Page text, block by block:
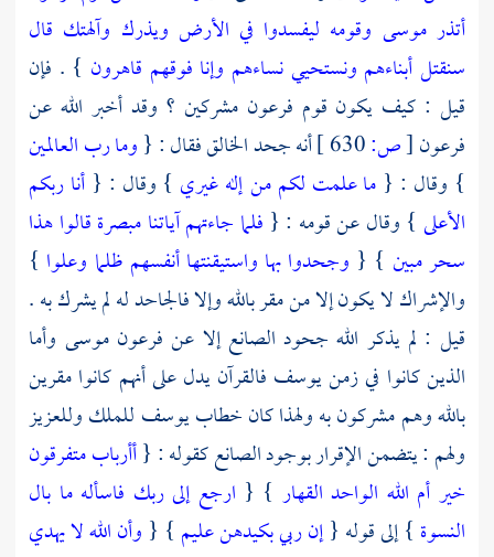
أتذر موسى وقومه ليفسدوا في الأرض ويذرك وآلهتك قال
سنقتل أبناءهم ونستحيي نساءهم وإنا فوقهم قاهرون } . فإن
قيل : كيف يكون قوم فرعون مشركين ؟ وقد أخبر الله عن
فرعون[ص: أنه جحد الخالق فقال : {وما رب العالمين
} وقال : { ما علمت لكم من إله غيري } وقال : { أنا ربكم
الأعلى } وقال عن قومه : { فلما جاءتهم آياتنا مبصرة قالوا هذا
سحر مبين } { وجحدوا بها واستيقنتها أنفسهم ظلما وعلوا }
والإشراك لا يكون إلا من مقر بالله وإلا فالجاحد له لم يشرك به .
قيل : لم يذكر الله جحود الصانع إلا عن فرعونموسى وأما
الذين كانوا في زمنيوسف فالقرآن يدل على أنهم كانوا مقرين
بالله وهم مشركون به ولهذا كان خطابيوسف للملك وللعزيز
ولهم : يتضمن الإقرار بوجود الصانع كقوله : {أأرباب متفرقون
خير أم الله الواحد القهار } { ارجع إلى ربك فاسأله ما بال
النسوة } إلى قوله {إن ربي بكيدهن عليم } { وأن الله لا يهدي